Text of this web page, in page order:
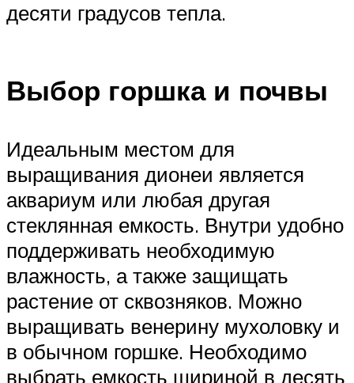
десяти градусов тепла.
Выбор горшка и почвы
Идеальным местом для
выращивания дионеи является
аквариум или любая другая
стеклянная емкость. Внутри удобно
поддерживать необходимую
влажность, а также защищать
растение от сквозняков. Можно
выращивать венерину мухоловку и
в обычном горшке. Необходимо
выбрать емкость шириной в десять